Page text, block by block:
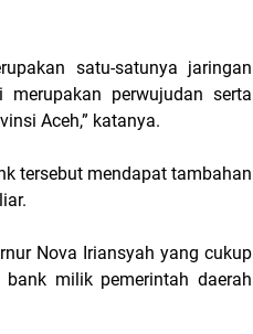
satu-satunya jaringan
perwujudan serta
Aceh,” katanya.
tersebut mendapat tambahan
Nova Iriansyah yang cukup
bank milik pemerintah daerah